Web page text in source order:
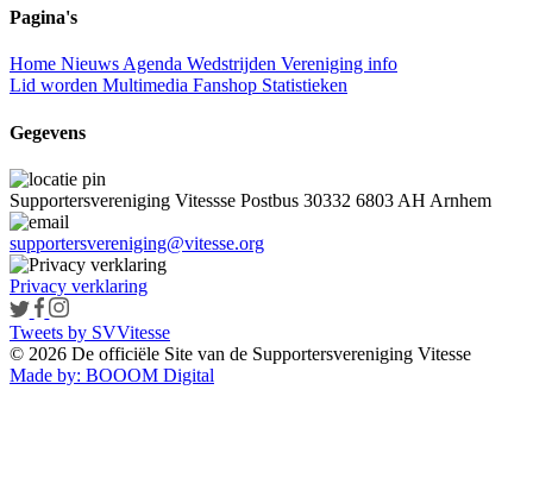
Pagina's
Home NieuwsAgenda Wedstrijden Vereniging info
Lid worden Multimedia Fanshop Statistieken
Gegevens
Supportersvereniging Vitessse Postbus 30332 6803 AH Arnhem
supportersvereniging@vitesse.org
Privacy verklaring
Tweets by SVVitesse
© 2026 De officiële Site van de Supportersvereniging Vitesse
Made by: BOOOM Digital